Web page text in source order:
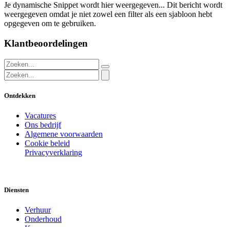
Je dynamische Snippet wordt hier weergegeven... Dit bericht wordt
weergegeven omdat je niet zowel een filter als een sjabloon hebt
opgegeven om te gebruiken.
Klantbeoordelingen
Ontdekken
Vacatures
Ons bedrijf
Algemene voorwaarden
Cookie beleid
Privacyverklaring
Diensten
Verhuur
Onderhoud